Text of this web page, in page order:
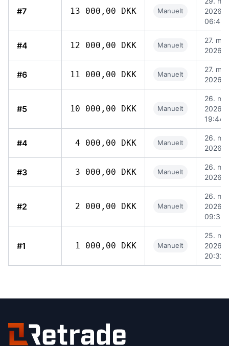
#7 13 000,00 DKK Manuelt
2026,
06:45
#4 12 000,00 DKK Manuelt
27. mai
2026,
#6 11 000,00 DKK Manuelt
27. mai
2026,
#5 10 000,00 DKK Manuelt
26. mai
2026,
19:44
#4 4 000,00 DKK Manuelt
26. mai
2026,
#3 3 000,00 DKK Manuelt
26. mai
2026,
#2 2 000,00 DKK Manuelt
26. mai
2026,
09:35
#1 1 000,00 DKK Manuelt
25. mai
2026,
20:32